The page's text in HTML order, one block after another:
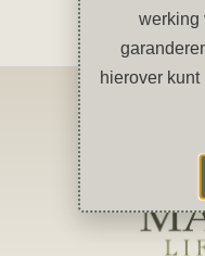
werking
hierover